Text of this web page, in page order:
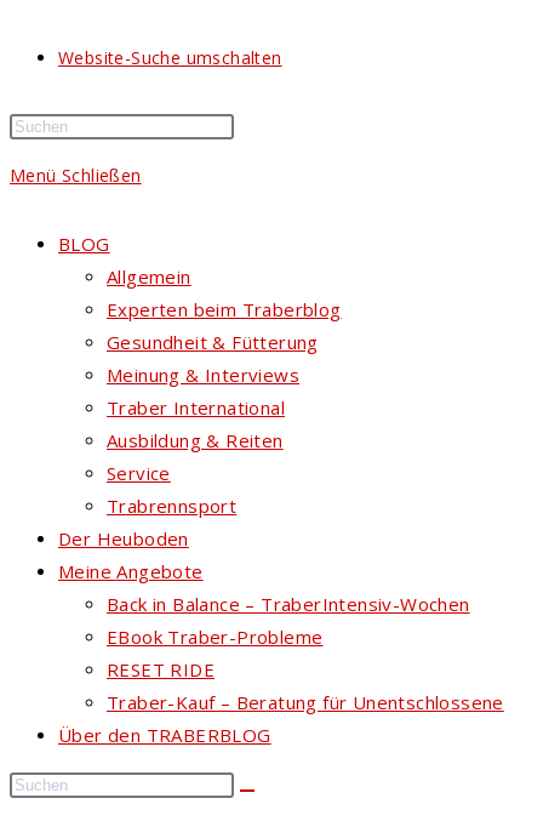
Website-Suche umschalten
Menü Schließen
BLOG
Allgemein
Experten beim Traberblog
Gesundheit & Fütterung
Meinung & Interviews
Traber International
Ausbildung & Reiten
Service
Trabrennsport
Der Heuboden
Meine Angebote
Back in Balance – TraberIntensiv-Wochen
EBook Traber-Probleme
RESET RIDE
Traber-Kauf – Beratung für Unentschlossene
Über den TRABERBLOG